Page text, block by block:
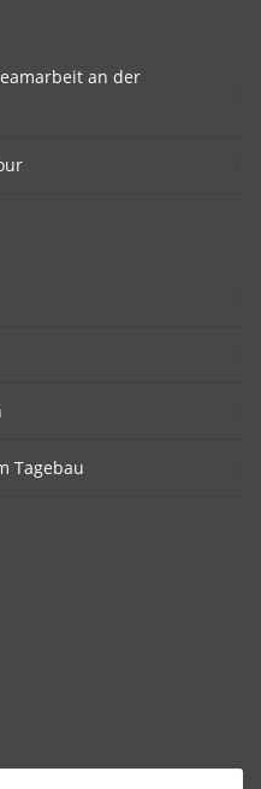
an der
Tagebau